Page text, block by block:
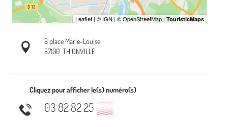
8 place Marie-Louise
57100 THIONVILLE
Cliquez pour afficher le(s) numéro(s)
03 82 82 25 ▒▒